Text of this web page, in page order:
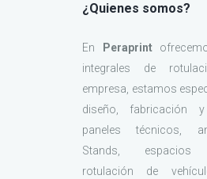
¿Quienes somos?
En Peraprint
integrales de
empresa, estamos
diseño, fabricación
paneles técnicos,
Stands, espacios
rotulación de